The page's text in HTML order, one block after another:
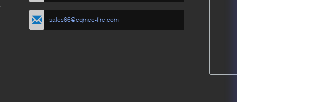
sales66@cqmec-fire.com